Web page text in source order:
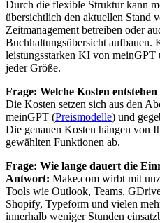
Durch die flexible Struktur kann
übersichtlich den aktuellen Stand
Zeitmanagement betreiben oder
Buchhaltungsübersicht aufbauen.
leistungsstarken KI von meinGPT
jeder Größe.
Frage: Welche Kosten
Die Kosten setzen sich aus den
meinGPT (Preismodelle) und
Die genauen Kosten hängen von
gewählten Funktionen ab.
Frage: Wie lange dauert die
Antwort: Make.com wirbt mit
Tools wie Outlook, Teams,
Shopify, Typeform und vielen
innerhalb weniger Stunden